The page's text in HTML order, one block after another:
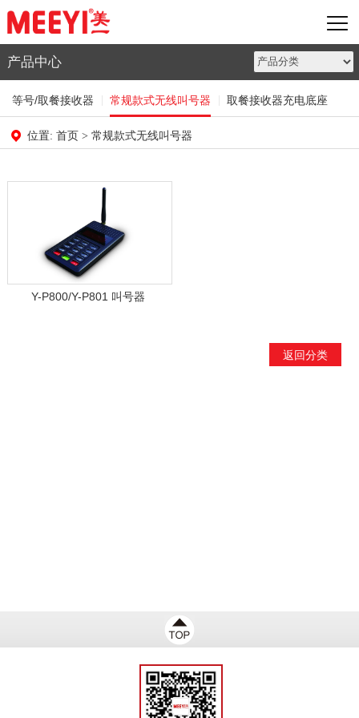
产品中心
等号/取餐接收器 常规款式无线叫号器 取餐接收器充电底座
位置: 首页 > 常规款式无线叫号器
Y-P800/Y-P801 叫号器
返回分类